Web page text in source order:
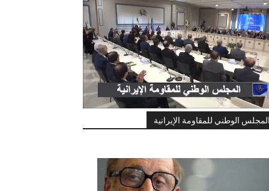
الوطني للمقاومة الإيرانية